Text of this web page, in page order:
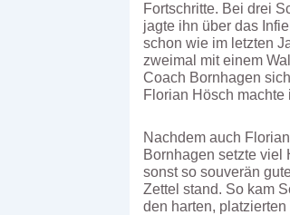
Fortschritte. Bei drei
jagte ihn über das
schon wie im letzten
zweimal mit einem
Coach Bornhagen
Florian Hösch
Nachdem auch
Bornhagen setzte viel
sonst so souverän
Zettel stand. So kam
den harten,